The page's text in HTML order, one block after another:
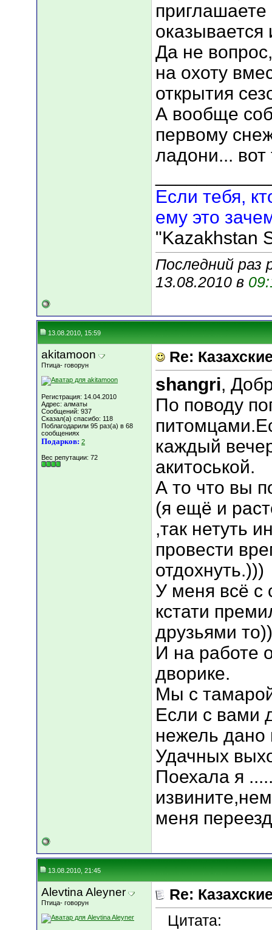
оказывается
Да не
на охоту
открытия
А вообще
первому
ладони... вот
Если тебя,
ему это
"Kazakhstan
Последний раз
13.08.2010 в
13.08.2010, 15:59
akitamoon
Птица- говорун
Регистрация: 14.04.2010
Адрес: алматы
Сообщений: 937
Сказал(а) спасибо: 118
Поблагодарили 95 раз(а) в 68
сообщениях
Подарков: 2
Вес репутации: 72
Re:
shangri,
По поводу
каждый
акитоськой.
А то что вы
(я ещё и
,так нетуть
провести
отдохнуть.)))
У меня всё с
кстати
друзьями
И на работе
дворике.
Мы с
Если с вами
нежель дано
Удачных
Поехала я
меня
13.08.2010, 21:45
Alevtina Aleyner
Птица- говорун
Re:
Цитата: